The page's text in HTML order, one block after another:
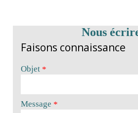
Nous
Faisons connaissance
Objet *
Message *